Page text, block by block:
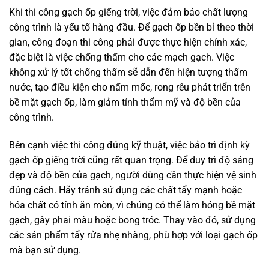
Khi thi công gạch ốp giếng trời, việc đảm bảo chất lượng
công trình là yếu tố hàng đầu. Để gạch ốp bền bỉ theo thời
gian, công đoạn thi công phải được thực hiện chính xác,
đặc biệt là việc chống thấm cho các mạch gạch. Việc
không xử lý tốt chống thấm sẽ dẫn đến hiện tượng thấm
nước, tạo điều kiện cho nấm mốc, rong rêu phát triển trên
bề mặt gạch ốp, làm giảm tính thẩm mỹ và độ bền của
công trình.
Bên cạnh việc thi công đúng kỹ thuật, việc bảo trì định kỳ
gạch ốp giếng trời cũng rất quan trọng. Để duy trì độ sáng
đẹp và độ bền của gạch, người dùng cần thực hiện vệ sinh
đúng cách. Hãy tránh sử dụng các chất tẩy mạnh hoặc
hóa chất có tính ăn mòn, vì chúng có thể làm hỏng bề mặt
gạch, gây phai màu hoặc bong tróc. Thay vào đó, sử dụng
các sản phẩm tẩy rửa nhẹ nhàng, phù hợp với loại gạch ốp
mà bạn sử dụng.